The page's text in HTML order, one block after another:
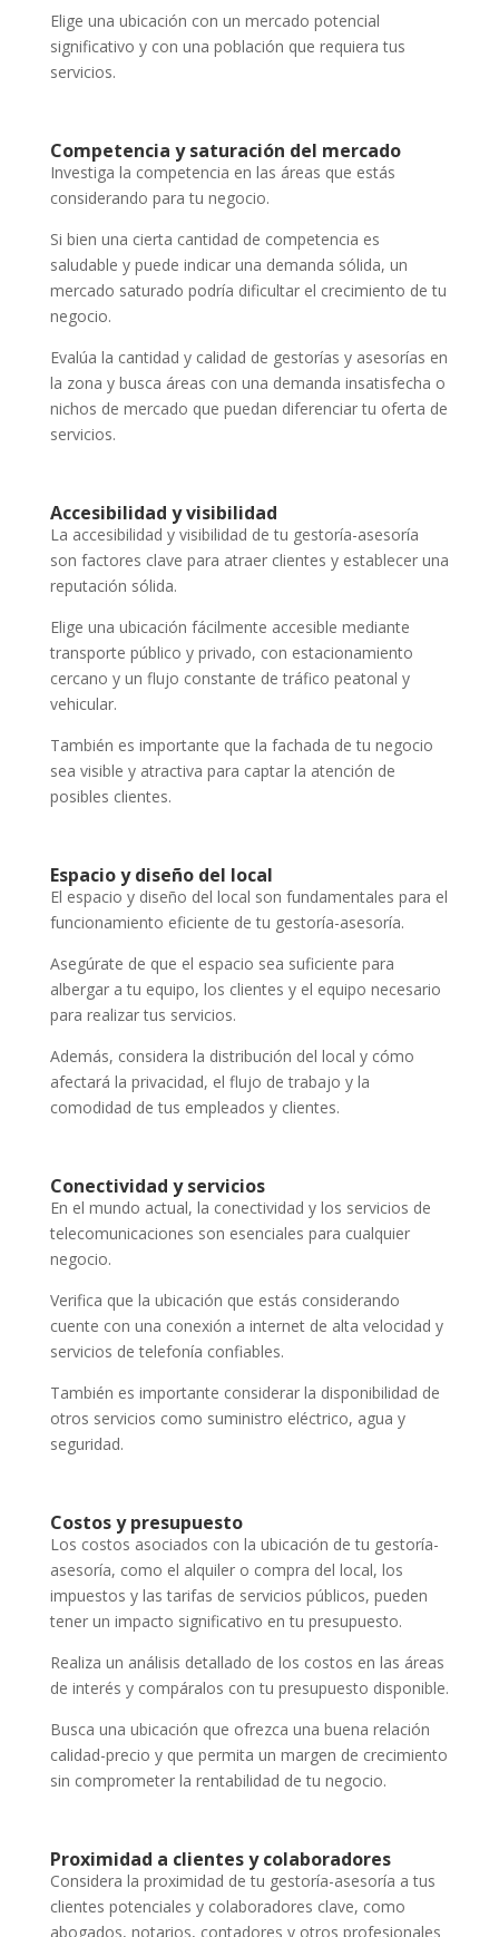
Elige una ubicación con un mercado potencial
significativo y con una población que requiera tus
servicios.
Competencia y saturación del mercado
Investiga la competencia en las áreas que estás
considerando para tu negocio.
Si bien una cierta cantidad de competencia es
saludable y puede indicar una demanda sólida, un
mercado saturado podría dificultar el crecimiento de tu
negocio.
Evalúa la cantidad y calidad de gestorías y asesorías en
la zona y busca áreas con una demanda insatisfecha o
nichos de mercado que puedan diferenciar tu oferta de
servicios.
Accesibilidad y visibilidad
La accesibilidad y visibilidad de tu gestoría-asesoría
son factores clave para atraer clientes y establecer una
reputación sólida.
Elige una ubicación fácilmente accesible mediante
transporte público y privado, con estacionamiento
cercano y un flujo constante de tráfico peatonal y
vehicular.
También es importante que la fachada de tu negocio
sea visible y atractiva para captar la atención de
posibles clientes.
Espacio y diseño del local
El espacio y diseño del local son fundamentales para el
funcionamiento eficiente de tu gestoría-asesoría.
Asegúrate de que el espacio sea suficiente para
albergar a tu equipo, los clientes y el equipo necesario
para realizar tus servicios.
Además, considera la distribución del local y cómo
afectará la privacidad, el flujo de trabajo y la
comodidad de tus empleados y clientes.
Conectividad y servicios
En el mundo actual, la conectividad y los servicios de
telecomunicaciones son esenciales para cualquier
negocio.
Verifica que la ubicación que estás considerando
cuente con una conexión a internet de alta velocidad y
servicios de telefonía confiables.
También es importante considerar la disponibilidad de
otros servicios como suministro eléctrico, agua y
seguridad.
Costos y presupuesto
Los costos asociados con la ubicación de tu gestoría-
asesoría, como el alquiler o compra del local, los
impuestos y las tarifas de servicios públicos, pueden
tener un impacto significativo en tu presupuesto.
Realiza un análisis detallado de los costos en las áreas
de interés y compáralos con tu presupuesto disponible.
Busca una ubicación que ofrezca una buena relación
calidad-precio y que permita un margen de crecimiento
sin comprometer la rentabilidad de tu negocio.
Proximidad a clientes y colaboradores
Considera la proximidad de tu gestoría-asesoría a tus
clientes potenciales y colaboradores clave, como
abogados, notarios, contadores y otros profesionales